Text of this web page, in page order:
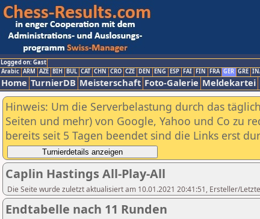
Logged on: Gast
Arabic ARM AZE BIH BUL CAT CHN CRO CZE DEN ENG ESP FAI FIN FRA GER GRE
Home TurnierDB Meisterschaft Foto-Galerie Meldekartei
Hinweis: Um die Serverbelastung durch das
Seiten und mehr) von Google, Yahoo und Co zu
bereits seit 5 Tagen beendet sind die Links erst
Caplin Hastings All-Play-All
Die Seite wurde zuletzt aktualisiert am 10.01.2021 20:41:51, Ersteller/
Endtabelle nach 11 Runden